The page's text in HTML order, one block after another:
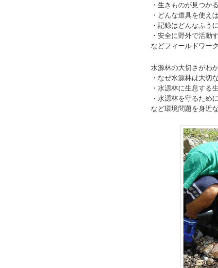
・生きものが見つか
・どんな道具を使え
・記録はどんなふう
・安全に野外で活動
などフィールドワー
水源林の大切さがわ
・なぜ水源林は大切
・水源林に生息する
・水源林を守るため
など環境問題を身近